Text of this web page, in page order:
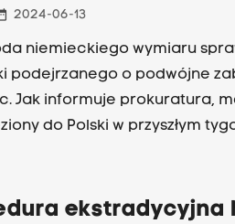
2024-06-13
niemieckiego wymiaru
podejrzanego o podwójne
Jak informuje prokuratura,
do Polski w przyszłym
ekstradycyjna